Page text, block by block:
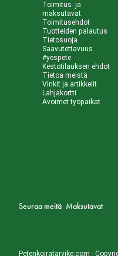
Toimitus- ja
maksutavat
Toimitusehdot
Tuotteiden palautus
Tietosuoja
Saavutettavuus
#yespete
Kestotilauksen ehdot
Tietoa meistä
Vinkit ja artikkelit
Lahjakortti
Avoimet työpaikat
Seuraa meitä Maksutavat
Petenkoiratarvike.com -